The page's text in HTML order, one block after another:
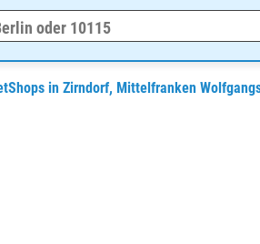
in Zirndorf, Mittelfranken